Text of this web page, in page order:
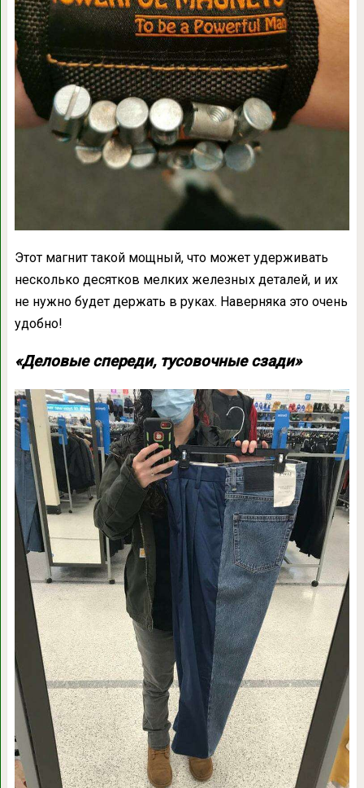
Этот магнит такой мощный, что может удерживать
несколько десятков мелких железных деталей, и их
не нужно будет держать в руках. Наверняка это очень
удобно!
«Деловые спереди, тусовочные сзади»